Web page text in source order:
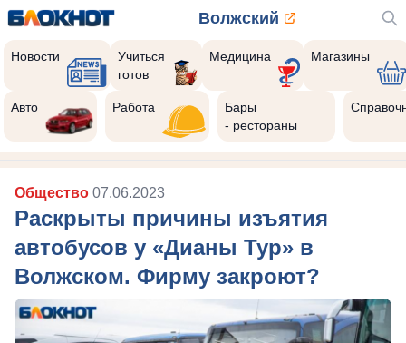
Волжский
Новости
Учиться
готов
Медицина Магазины
Авто Работа
Бары
- рестораны
Общество 07.06.2023
Раскрыты причины изъятия
автобусов у «Дианы Тур» в
Волжском. Фирму закроют?